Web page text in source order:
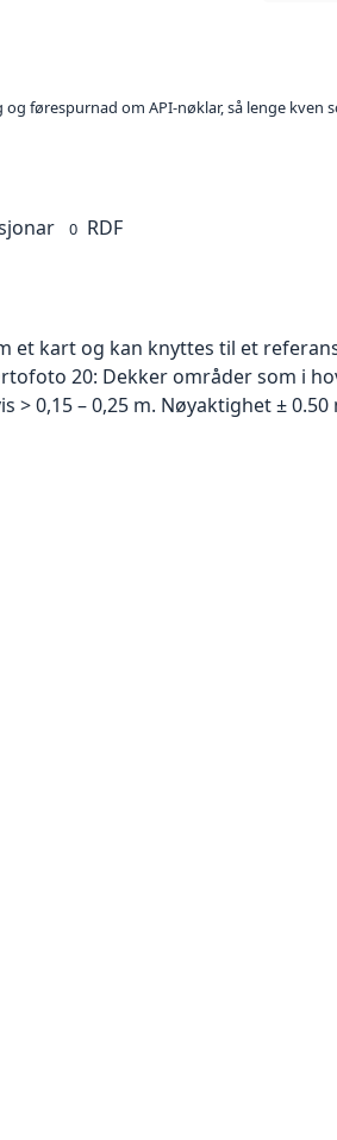
førespurnad om API-nøklar, så lenge
0 RDF
et kart og kan knyttes til et
20: Dekker områder som i
0,15 – 0,25 m. Nøyaktighet ± 0.50